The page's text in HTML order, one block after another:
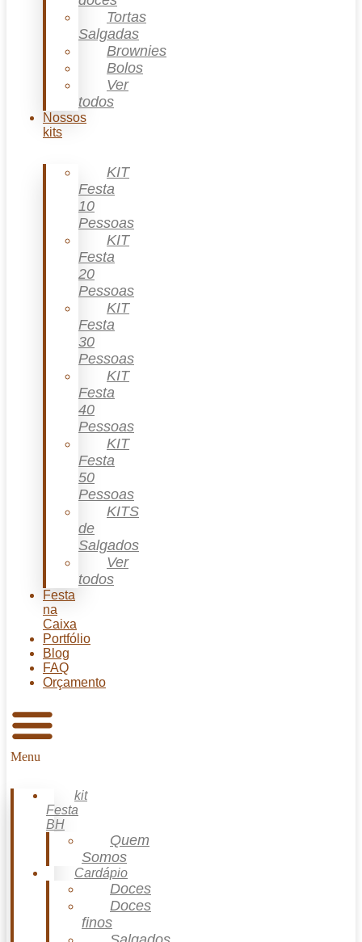
Tortas
Salgadas
Brownies
Bolos
Ver
todos
Nossos
kits
KIT
Festa
10
Pessoas
KIT
Festa
20
Pessoas
KIT
Festa
30
Pessoas
KIT
Festa
40
Pessoas
KIT
Festa
50
Pessoas
KITS
de
Salgados
Ver
todos
Festa
na
Caixa
Portfólio
Blog
FAQ
Orçamento
Menu
kit
Festa
BH
Quem
Somos
Cardápio
Doces
Doces
finos